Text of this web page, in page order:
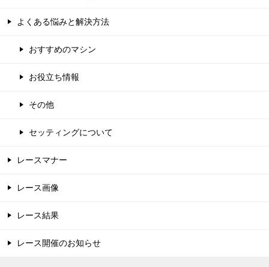
よくある悩みと解決方法
おすすめのマシン
お役立ち情報
その他
セッティングについて
レースマナー
レース画像
レース結果
レース開催のお知らせ